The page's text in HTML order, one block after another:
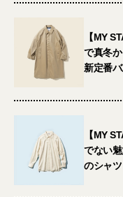
【MY
で真冬
新定番
【MY
でない
のシャツ